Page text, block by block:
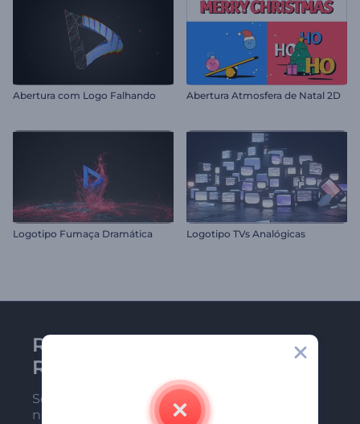
Abertura com Logo Falhando Abertura Atmosfera de Natal 2D
Logotipo Fumaça Dramática Logotipo TVs Analógicas
Receba a newsletter da
Renderforest
Seja um dos primeiros a receber
nossas últimas novidades e ofertas